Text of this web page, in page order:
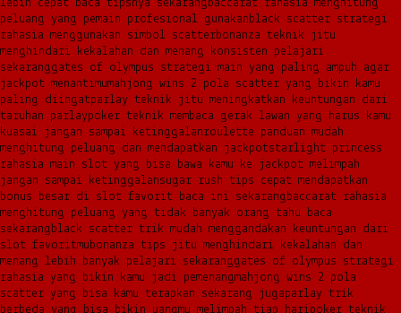
lebih cepat baca tipsnya sekarang baccarat rahasia menghitung
peluang yang pemain profesional gunakan black scatter strategi
rahasia menggunakan simbol scatterbonanza teknik jitu
menghindari kekalahan dan menang konsisten pelajari
sekaranggates of olympus strategi main yang paling ampuh agar
jackpot menantimumahjong wins 2 pola scatter yang bikin kamu
paling diingatparlay teknik jitu meningkatkan keuntungan dari
taruhan parlaypoker teknik membaca gerak lawan yang harus kamu
kuasai jangan sampai ketinggalanroulette panduan mudah
menghitung peluang dan mendapatkan jackpotstarlight princess
rahasia main slot yang bisa bawa kamu ke jackpot melimpah
jangan sampai ketinggalansugar rush tips cepat mendapatkan
bonus besar di slot favorit baca ini sekarang baccarat rahasia
menghitung peluang yang tidak banyak orang tahu baca
sekarang black scatter trik mudah menggandakan keuntungan dari
slot favoritmu bonanza tips jitu menghindari kekalahan dan
menang lebih banyak pelajari sekaranggates of olympus strategi
rahasia yang bikin kamu jadi pemenangmahjong wins 2 pola
scatter yang bisa kamu terapkan sekarang jugaparlay trik
berbeda yang bisa bikin uangmu melimpah tiap haripoker teknik